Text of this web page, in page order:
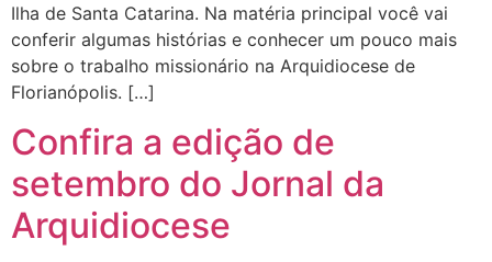
Ilha de Santa Catarina. Na matéria principal você vai
conferir algumas histórias e conhecer um pouco mais
sobre o trabalho missionário na Arquidiocese de
Florianópolis. […]
Confira a edição de
setembro do Jornal da
Arquidiocese